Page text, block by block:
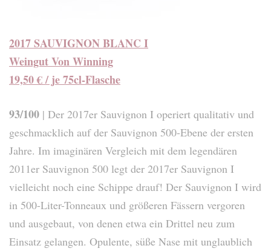
2017 SAUVIGNON BLANC I
Weingut Von Winning
19,50 € / je 75cl-Flasche
93/100 | Der 2017er Sauvignon I operiert qualitativ und
geschmacklich auf der Sauvignon 500-Ebene der ersten
Jahre. Im imaginären Vergleich mit dem legendären
2011er Sauvignon 500 legt der 2017er Sauvignon I
vielleicht noch eine Schippe drauf! Der Sauvignon I wird
in 500-Liter-Tonneaux und größeren Fässern vergoren
und ausgebaut, von denen etwa ein Drittel neu zum
Einsatz gelangen. Opulente, süße Nase mit unglaublich